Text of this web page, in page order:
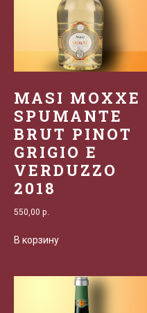
MASI MOXXE
SPUMANTE
BRUT PINOT
GRIGIO E
VERDUZZO
2018
550,00 р.
В корзину